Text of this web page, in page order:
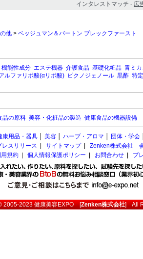
インタレストマッチ - 広
他 > ベッジュマン＆バートン ブレックファースト
機能性成分 エステ機器 介護食品 基礎化粧品 青ミ
ルファリポ酸(αリポ酸) ピクノジェノール 黒酢 特
品の原料 美容・化粧品の製造 健康食品の機器設備
康用品・器具 美容 ハーブ・アロマ 団体・学会
レスリリース サイトマップ| Zenken株式会社
規約 個人情報保護ポリシー お問合わせ プ
2005-2023健康美容EXPO[Zenken株式会社] All